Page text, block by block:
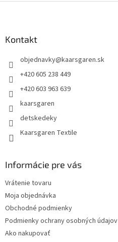
Kontakt
objednavky@kaarsgaren.sk
+420 605 238 449
+420 603 963 639
kaarsgaren
detskedeky
Kaarsgaren Textile
Informácie pre vás
Vrátenie tovaru
Moja objednávka
Obchodné podmienky
Podmienky ochrany osobných údajov
Ako nakupovať